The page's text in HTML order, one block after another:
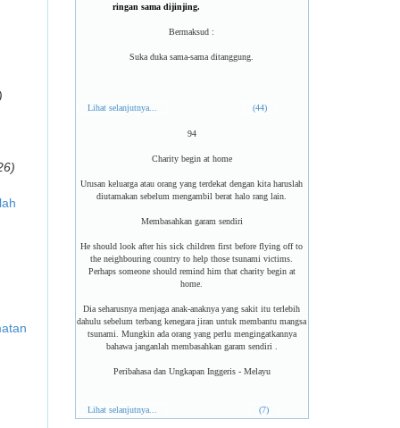
ringan sama dijinjing.
Bermaksud :
Suka duka sama-sama ditanggung.
Lihat selanjutnya... (44)
94
Charity begin at home
Urusan keluarga atau orang yang terdekat dengan kita haruslah
diutamakan sebelum mengambil berat halo rang lain.
Membasahkan garam sendiri
He should look after his sick children first before flying off to
the neighbouring country to help those tsunami victims.
Perhaps someone should remind him that charity begin at
home.
Dia seharusnya menjaga anak-anaknya yang sakit itu terlebih
dahulu sebelum terbang kenegara jiran untuk membantu mangsa
tsunami. Mungkin ada orang yang perlu mengingatkannya
bahawa janganlah membasahkan garam sendiri .
Peribahasa dan Ungkapan Inggeris - Melayu
Lihat selanjutnya... (7)